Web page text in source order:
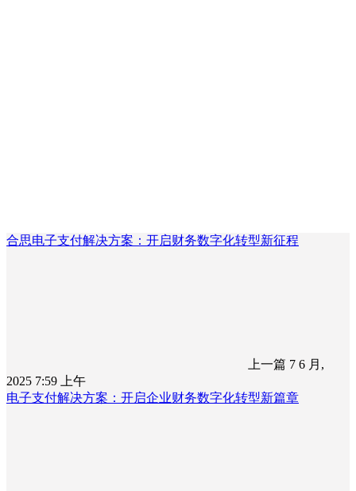
合思电子支付解决方案：开启财务数字化转型新征程
上一篇 7 6 月,
2025 7:59 上午
电子支付解决方案：开启企业财务数字化转型新篇章